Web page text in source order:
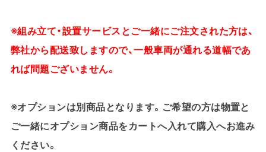
※組み立て・設置サービスとご一緒にご注文された方は、
弊社から配送致しますので、一般車両が通れる道幅であ
れば問題ございません。
※オプションは別商品となります。ご希望の方は物置と
ご一緒にオプション商品をカートへ入れて購入へお進み
ください。